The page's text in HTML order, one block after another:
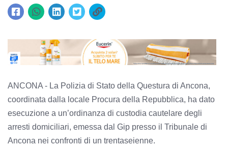
ANCONA - La Polizia di Stato della Questura di Ancona,
coordinata dalla locale Procura della Repubblica, ha dato
esecuzione a un’ordinanza di custodia cautelare degli
arresti domiciliari, emessa dal Gip presso il Tribunale di
Ancona nei confronti di un trentaseienne.